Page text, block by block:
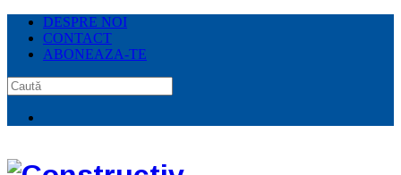
DESPRE NOI
CONTACT
ABONEAZA-TE